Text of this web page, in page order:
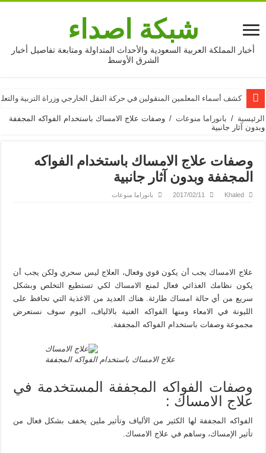
شبكة اصداء
أخبار المملكة العربية السعودية والأحداث المتداولة ومتابعة تفاصيل أخبار
الشرق الأوسط
كشف أسماء المعلمين المنقولين في حركة النقل الخارجي وزراة التربية والتعليم
الرئيسية / بانوراما منوعات / وصفات علاج الامساك باستخدام الفواكه المجففة
وبدون آثار جانبية
وصفات علاج الامساك باستخدام الفواكه
المجففة وبدون آثار جانبية
Khaled
2017/02/11 بانوراما منوعات
علاج الامساك يجب أن يكون قوي وفعال، العلاج ليس سحري ولكن يجب أن
يكون نظامك الغذائي فعال لمنع الامساك لكي تستطيع التخلص وبشكل
سريع من أي حالة امساك طارئة. هناك العديد من الاغذية التي تحافظ على
الليونة في الامعاء ومنها الفواكه الغنية بالالياف، اليوم سوف نستعرض
مجموعة وصفات باستخدام الفواكه المجففة.
علاج الامساك باستخدام الفواكه المجففة
وصفات الفواكه المجففة المستخدمة في
علاج الامساك :
الفواكه المجففة لها الكثير من الألياف وتأثير ملين يخفف بشكل فعال من
تأثير الإمساك، وساهم في علاج الامساك.